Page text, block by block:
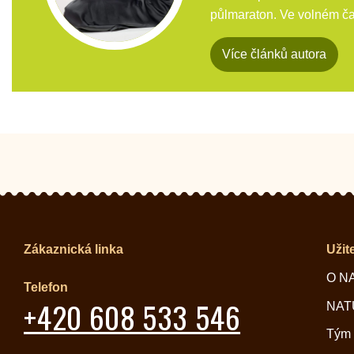
půlmaraton. Ve volném
Více článků autora
Zákaznická linka
Telefon
+420 608 533 546
O
Tým